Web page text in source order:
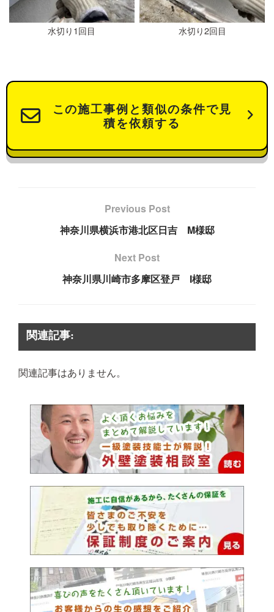
水切り1回目 水切り2回目
この施工事例と類似の条件で見
積を依頼する
Previous Post
神奈川県横浜市港北区日吉 M様邸
Next Post
神奈川県川崎市多摩区登戸 I様邸
関連記事:
関連記事はありません。